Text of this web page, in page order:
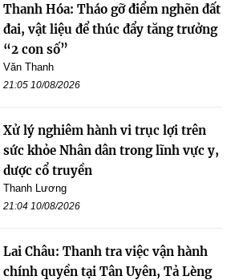
Thanh Hóa: Tháo gỡ điểm nghẽn đất
đai, vật liệu để thúc đẩy tăng trưởng
“2 con số”
Văn Thanh
21:05 10/08/2026
Xử lý nghiêm hành vi trục lợi trên
sức khỏe Nhân dân trong lĩnh vực y,
dược cổ truyền
Thanh Lương
21:04 10/08/2026
Lai Châu: Thanh tra việc vận hành
chính quyền tại Tân Uyên, Tả Lèng